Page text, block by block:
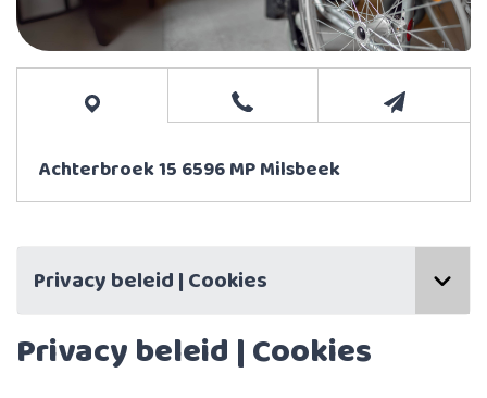
Achterbroek 15 6596 MP Milsbeek
Privacy beleid | Cookies
Privacy beleid | Cookies